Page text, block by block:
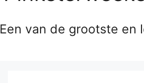
Een van de grootste en